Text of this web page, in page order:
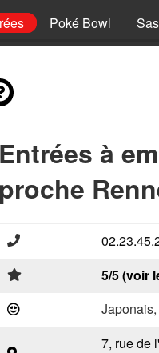
Poké Bowl
Entrées à
proche
5/5 (voir
7, rue de